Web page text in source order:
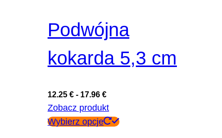
Podwójna
kokarda 5,3 cm
12.25 € - 17.96 €
Zobacz produkt
Wybierz opcje
Ten